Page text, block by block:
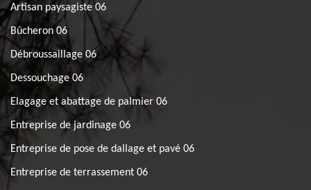
Artisan paysagiste 06
Bûcheron 06
Débroussaillage 06
Dessouchage 06
Elagage et abattage de palmier 06
Entreprise de jardinage 06
Entreprise de pose de dallage et pavé 06
Entreprise de terrassement 06